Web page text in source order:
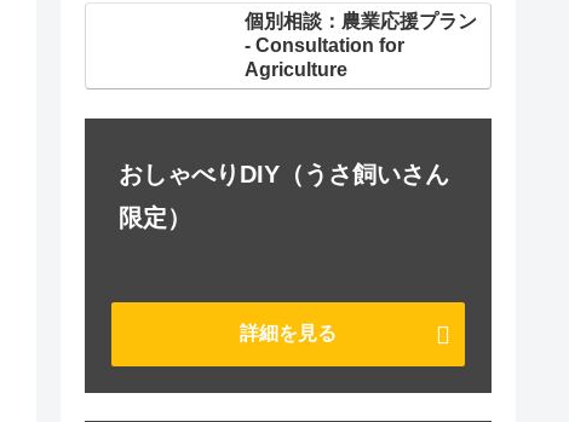
個別相談：農業応援プラン
- Consultation for
Agriculture
おしゃべりDIY（うさ飼いさん
限定）
詳細を見る